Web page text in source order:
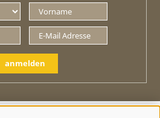
anmelden